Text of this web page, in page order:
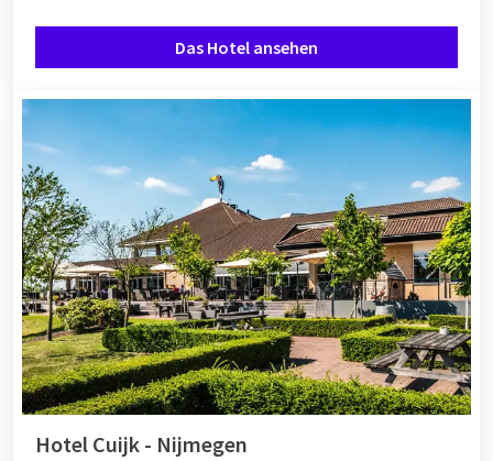
Das Hotel ansehen
Hotel Cuijk - Nijmegen